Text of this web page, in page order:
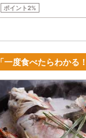
ポイント2%
「一度食べたらわか